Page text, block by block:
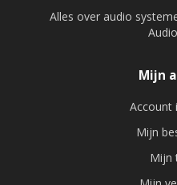
Alles over audio
Mijn
Account
Mijn
Mijn